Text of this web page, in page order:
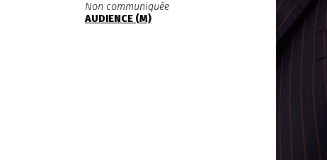
Non communiquée
AUDIENCE (M)